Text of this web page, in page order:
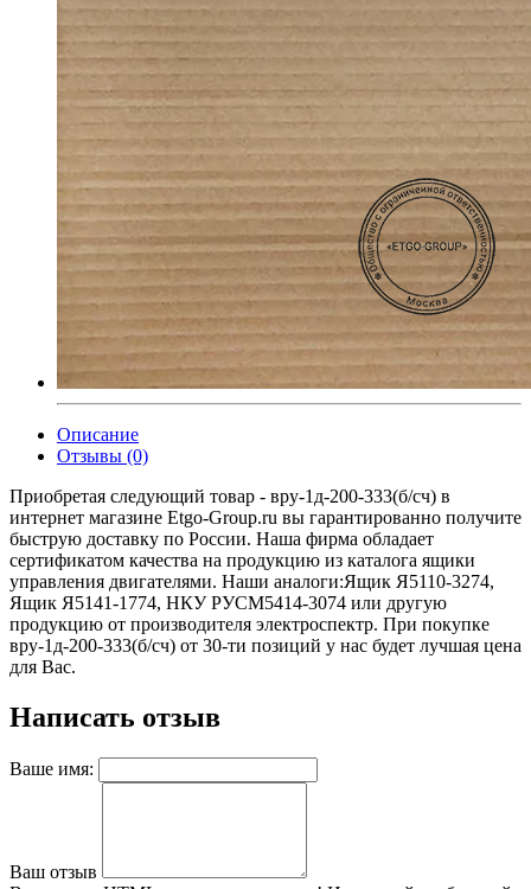
Описание
Отзывы (0)
Приобретая следующий товар - вру-1д-200-333(б/сч) в
интернет магазине Etgo-Group.ru вы гарантированно получите
быструю доставку по России. Наша фирма обладает
сертификатом качества на продукцию из каталога ящики
управления двигателями. Наши аналоги:Ящик Я5110-3274,
Ящик Я5141-1774, НКУ РУСМ5414-3074 или другую
продукцию от производителя электроспектр. При покупке
вру-1д-200-333(б/сч) от 30-ти позиций у нас будет лучшая цена
для Вас.
Написать отзыв
Ваше имя:
Ваш отзыв